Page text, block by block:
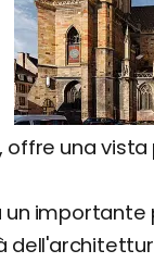
una
un